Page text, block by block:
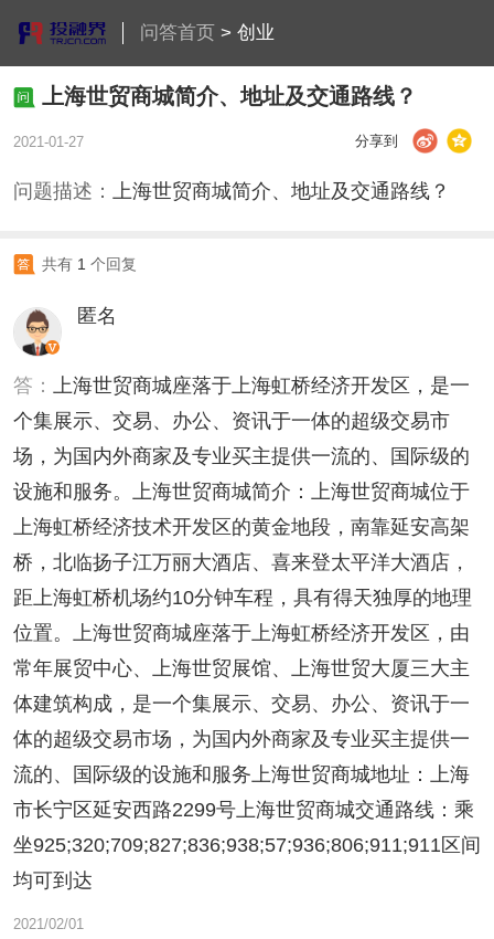
问答首页> 创业
上海世贸商城简介、地址及交通路线？
2021-01-27 分享到
问题描述： 上海世贸商城简介、地址及交通路线？
共有 1 个回复
匿名
答： 上海世贸商城座落于上海虹桥经济开发区，是一
个集展示、交易、办公、资讯于一体的超级交易市
场，为国内外商家及专业买主提供一流的、国际级的
设施和服务。上海世贸商城简介：上海世贸商城位于
上海虹桥经济技术开发区的黄金地段，南靠延安高架
桥，北临扬子江万丽大酒店、喜来登太平洋大酒店，
距上海虹桥机场约10分钟车程，具有得天独厚的地理
位置。上海世贸商城座落于上海虹桥经济开发区，由
常年展贸中心、上海世贸展馆、上海世贸大厦三大主
体建筑构成，是一个集展示、交易、办公、资讯于一
体的超级交易市场，为国内外商家及专业买主提供一
流的、国际级的设施和服务上海世贸商城地址：上海
市长宁区延安西路2299号上海世贸商城交通路线：乘
坐925;320;709;827;836;938;57;936;806;911;911区间
均可到达
2021/02/01